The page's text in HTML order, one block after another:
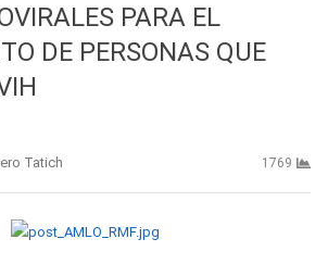
PARA EL
DE PERSONAS QUE
Tatich 1769